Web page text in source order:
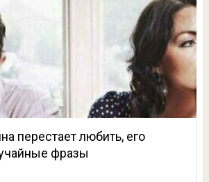
перестает любить, его
фразы